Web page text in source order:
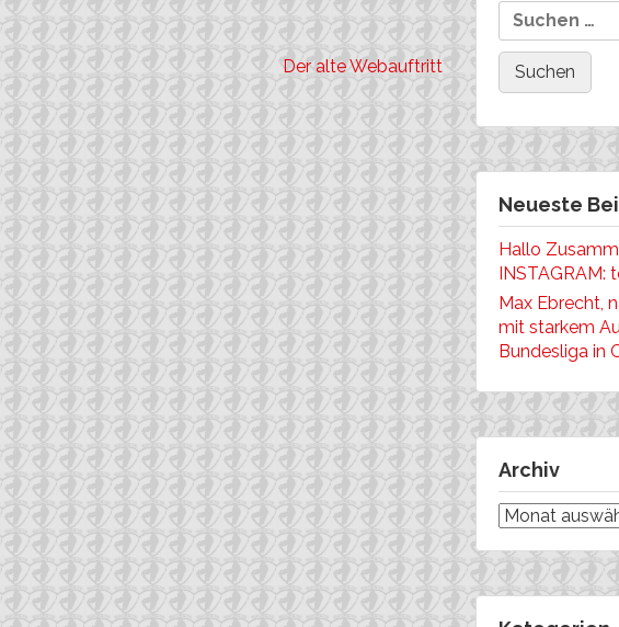
Der alte Webauftritt
Suchen
nach:
Neueste
Hallo
INSTAGRAM:
Max Ebrecht,
mit starkem
Bundesliga in
Archiv
Archiv